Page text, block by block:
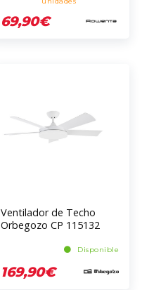
69,90€
Ventilador de Techo
Orbegozo CP 115132
Velocidades 40 Watts
Temporizador Mando
Disponible
169,90€